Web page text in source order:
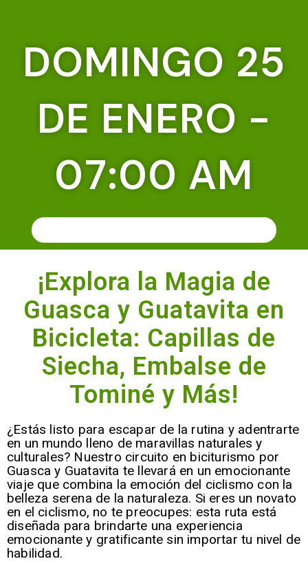
DOMINGO 25
DE ENERO -
07:00 AM
¡Explora la Magia de
Guasca y Guatavita en
Bicicleta: Capillas de
Siecha, Embalse de
Tominé y Más!
¿Estás listo para escapar de la rutina y adentrarte
en un mundo lleno de maravillas naturales y
culturales? Nuestro circuito en biciturismo por
Guasca y Guatavita te llevará en un emocionante
viaje que combina la emoción del ciclismo con la
belleza serena de la naturaleza. Si eres un novato
en el ciclismo, no te preocupes: esta ruta está
diseñada para brindarte una experiencia
emocionante y gratificante sin importar tu nivel de
habilidad.